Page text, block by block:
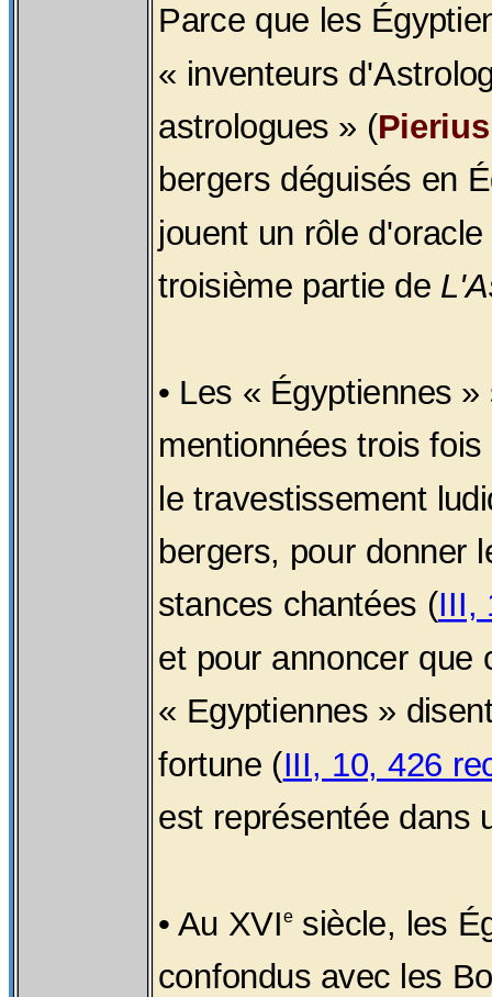
Parce que les
« inventeurs
astrologues » (Pierius
bergers déguisés en
jouent un rôle
troisième partie de
• Les « Égyptiennes »
mentionnées trois
le travestissement
bergers, pour donner
stances chantées (III,
et pour annoncer que
« Egyptiennes »
fortune (III, 10, 426
est représentée dans
• Au XVIesiècle, les
confondus avec les